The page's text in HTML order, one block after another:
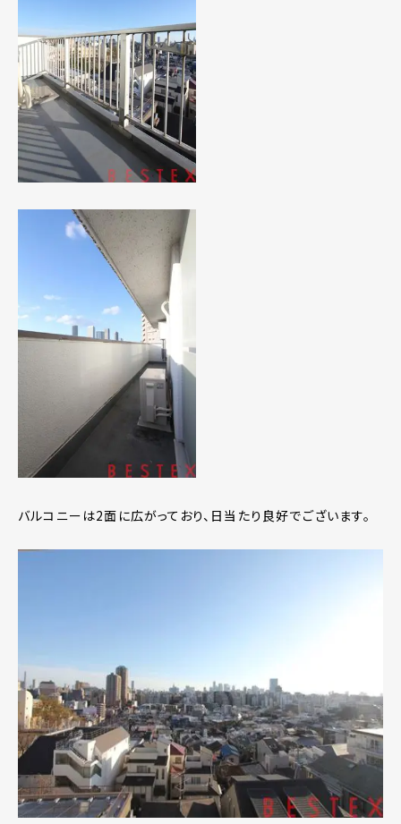
バルコニーは2面に広がっており、日当たり良好でございます。